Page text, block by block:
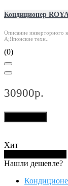
Кондиционер
Описание инверторного
А;Японские техн..
(0)
30900р.
Хит
Нашли дешевле?